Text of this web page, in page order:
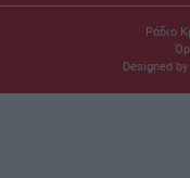
Ράδιο
Designed by